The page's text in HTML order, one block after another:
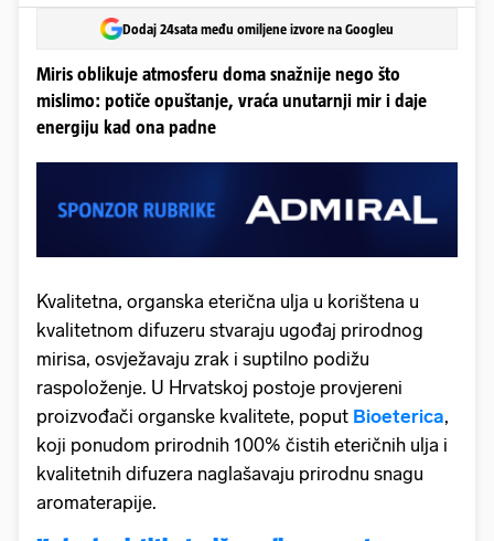
Dodaj 24sata među omiljene izvore na Googleu
Miris oblikuje atmosferu doma snažnije nego što
mislimo: potiče opuštanje, vraća unutarnji mir i daje
energiju kad ona padne
Kvalitetna, organska eterična ulja u korištena u
kvalitetnom difuzeru stvaraju ugođaj prirodnog
mirisa, osvježavaju zrak i suptilno podižu
raspoloženje. U Hrvatskoj postoje provjereni
proizvođači organske kvalitete, poput Bioeterica,
koji ponudom prirodnih 100% čistih eteričnih ulja i
kvalitetnih difuzera naglašavaju prirodnu snagu
aromaterapije.